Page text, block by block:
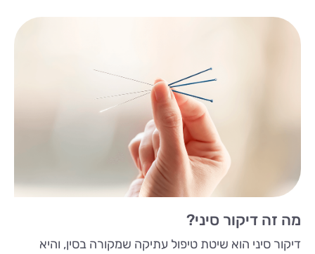
מה זה דיקור סיני?
דיקור סיני הוא שיטת טיפול עתיקה שמקורה בסין, והיא